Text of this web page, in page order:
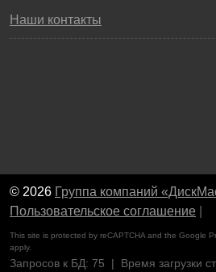
Наши контакты
© 2026 Группа компаний
Пользовательское соглашение
This site is protected by reCAPTCHA and the Google
apply.
Запросов к БД: 75 | Время загрузки